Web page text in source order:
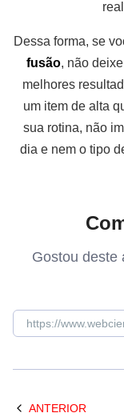
Dessa forma, se
fusão, não
melhores
um item de alta
sua rotina, não
dia e nem o tipo
Gostou deste
ANTERIOR